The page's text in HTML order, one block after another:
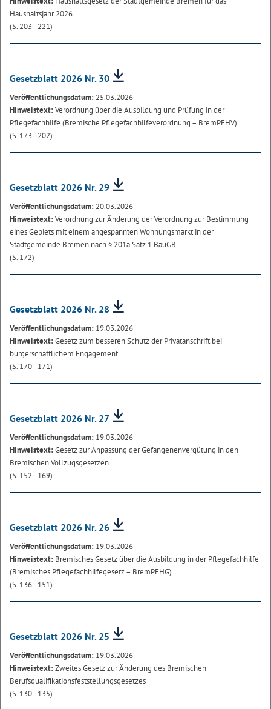
Haushaltsjahr 2026
(S. 203 - 221)
Gesetzblatt 2026 Nr. 30
Veröffentlichungsdatum: 25.03.2026
Hinweistext:Verordnung über die Ausbildung und Prüfung in der
Pflegefachhilfe (Bremische Pflegefachhilfeverordnung – BremPFHV)
(S. 173 - 202)
Gesetzblatt 2026 Nr. 29
Veröffentlichungsdatum: 20.03.2026
Hinweistext:Verordnung zur Änderung der Verordnung zur Bestimmung
eines Gebiets mit einem angespannten Wohnungsmarkt in der
Stadtgemeinde Bremen nach § 201a Satz 1 BauGB
(S. 172)
Gesetzblatt 2026 Nr. 28
Veröffentlichungsdatum: 19.03.2026
Hinweistext:Gesetz zum besseren Schutz der Privatanschrift bei
bürgerschaftlichem Engagement
(S. 170 - 171)
Gesetzblatt 2026 Nr. 27
Veröffentlichungsdatum: 19.03.2026
Hinweistext:Gesetz zur Anpassung der Gefangenenvergütung in den
Bremischen Vollzugsgesetzen
(S. 152 - 169)
Gesetzblatt 2026 Nr. 26
Veröffentlichungsdatum: 19.03.2026
Hinweistext: Bremisches Gesetz über die Ausbildung in der Pflegefachhilfe
(Bremisches Pflegefachhilfegesetz – BremPFHG)
(S. 136 - 151)
Gesetzblatt 2026 Nr. 25
Veröffentlichungsdatum: 19.03.2026
Hinweistext:Zweites Gesetz zur Änderung des Bremischen
Berufsqualifikationsfeststellungsgesetzes
(S. 130 - 135)